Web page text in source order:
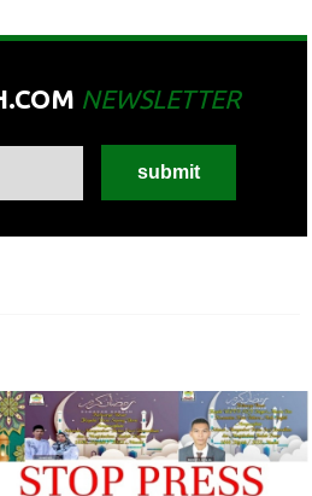
NEWSLETTER